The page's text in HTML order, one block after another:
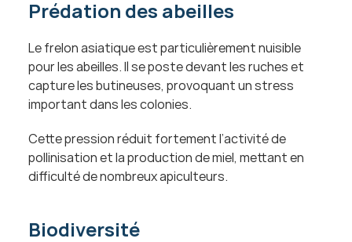
Prédation des abeilles
Le frelon asiatique est particulièrement nuisible
pour les abeilles. Il se poste devant les ruches et
capture les butineuses, provoquant un stress
important dans les colonies.
Cette pression réduit fortement l’activité de
pollinisation et la production de miel, mettant en
difficulté de nombreux apiculteurs.
Biodiversité